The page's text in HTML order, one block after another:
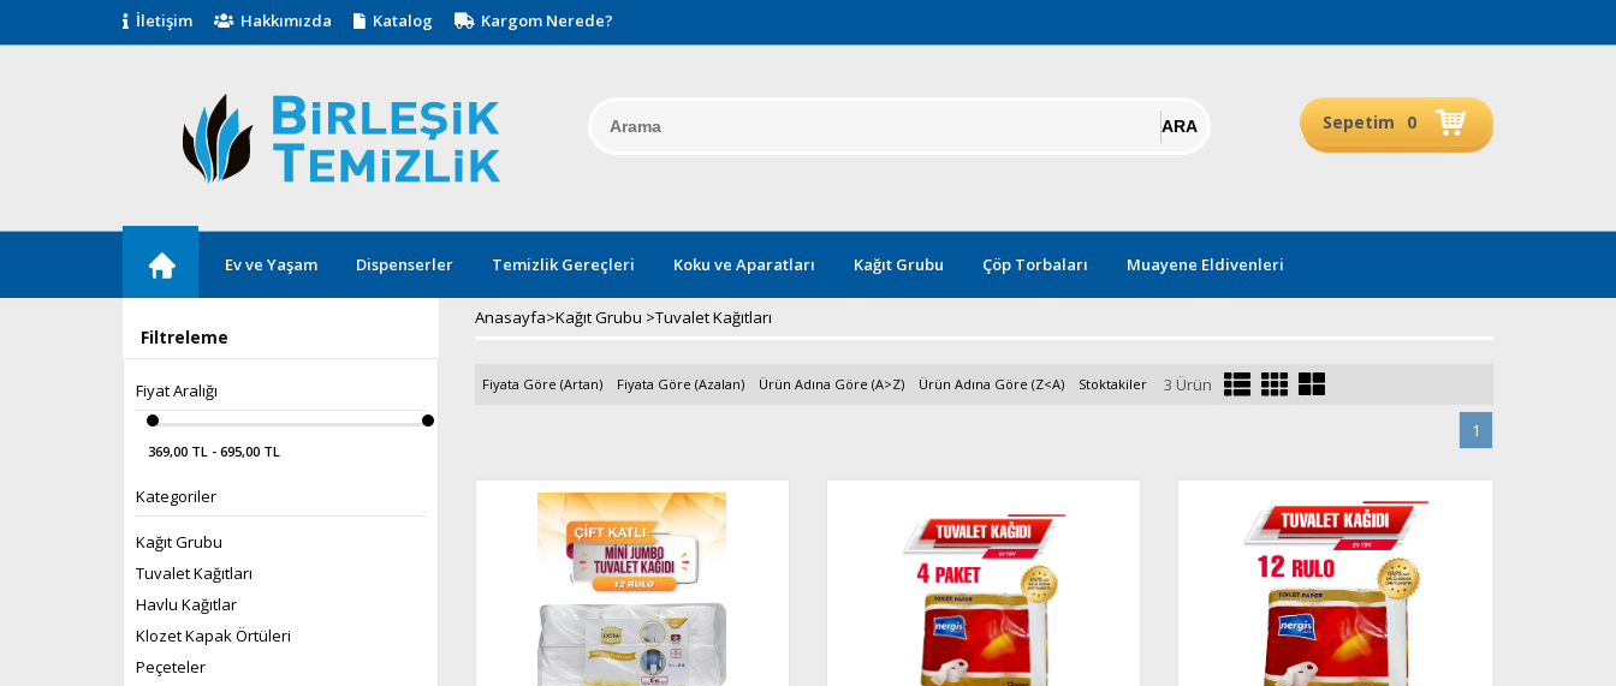
İletişim Hakkımızda Katalog Kargom Nerede?
Sepetim 0
Ev ve Yaşam Dispenserler Temizlik Gereçleri Koku ve Aparatları Kağıt Grubu Çöp Torbaları Muayene Eldivenleri
Filtreleme
Fiyat Aralığı
369,00 TL - 695,00 TL
Kategoriler
Kağıt Grubu
Tuvalet Kağıtları
Havlu Kağıtlar
Klozet Kapak Örtüleri
Peçeteler
Anasayfa>Kağıt Grubu >Tuvalet Kağıtları
Fiyata Göre (Artan) Fiyata Göre (Azalan) Ürün Adına Göre (A>Z) Ürün Adına Göre (Z<A) Stoktakiler 3 Ürün
1